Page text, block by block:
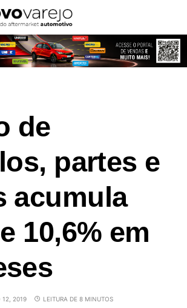
de
partes e
acumula
10,6% em
12, 2019 LEITURA DE 8 MINUTOS